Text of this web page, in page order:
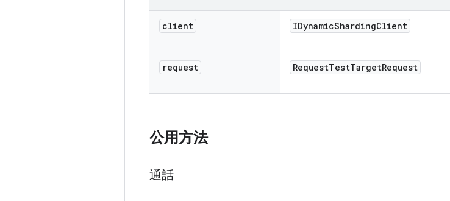
client IDynamicShardingClient
request RequestTestTargetRequest
公用方法
通話